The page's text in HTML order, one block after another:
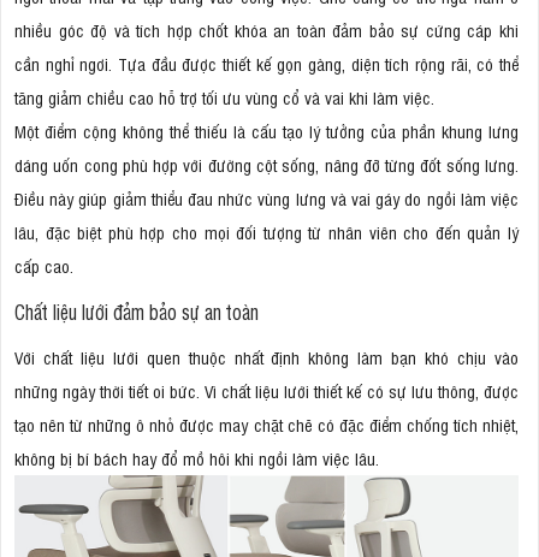
nhiều góc độ và tích hợp chốt khóa an toàn đảm bảo sự cứng cáp khi
cần nghỉ ngơi. Tựa đầu được thiết kế gọn gàng, diện tích rộng rãi, có thể
tăng giảm chiều cao hỗ trợ tối ưu vùng cổ và vai khi làm việc.
Một điểm cộng không thể thiếu là cấu tạo lý tưởng của phần khung lưng
dáng uốn cong phù hợp với đường cột sống, nâng đỡ từng đốt sống lưng.
Điều này giúp giảm thiểu đau nhức vùng lưng và vai gáy do ngồi làm việc
lâu, đặc biệt phù hợp cho mọi đối tượng từ nhân viên cho đến quản lý
cấp cao.
Chất liệu lưới đảm bảo sự an toàn
Với chất liệu lưới quen thuộc nhất định không làm bạn khó chịu vào
những ngày thời tiết oi bức. Vì chất liệu lưới thiết kế có sự lưu thông, được
tạo nên từ những ô nhỏ được may chặt chẽ có đặc điểm chống tích nhiệt,
không bị bí bách hay đổ mồ hôi khi ngồi làm việc lâu.